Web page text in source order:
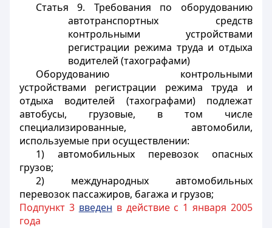
Статья 9. Требования по оборудованию
автотранспортных средств
контрольными устройствами
регистрации режима труда и отдыха
водителей (тахографами)
Оборудованию контрольными
устройствами регистрации режима труда и
отдыха водителей (тахографами) подлежат
автобусы, грузовые, в том числе
специализированные, автомобили,
используемые при осуществлении:
1) автомобильных перевозок опасных
грузов;
2) международных автомобильных
перевозок пассажиров, багажа и грузов;
Подпункт 3 введен в действие с 1 января 2005
года